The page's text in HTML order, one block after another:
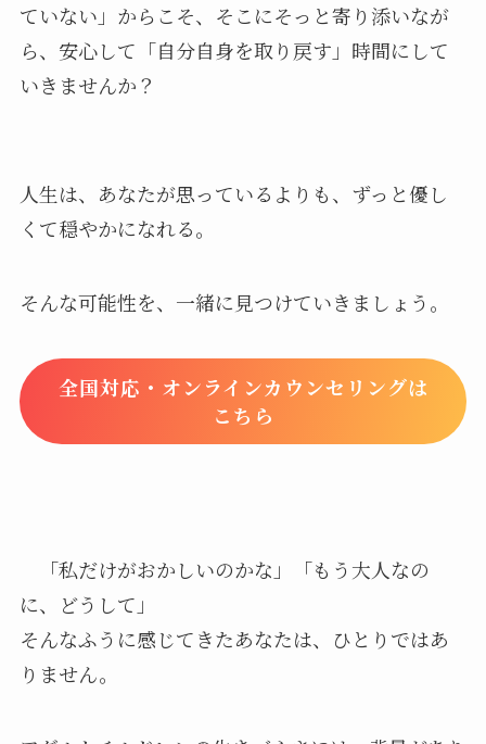
ていない」からこそ、そこにそっと寄り添いなが
ら、安心して「自分自身を取り戻す」時間にして
いきませんか？
人生は、あなたが思っているよりも、ずっと優し
くて穏やかになれる。
そんな可能性を、一緒に見つけていきましょう。
全国対応・オンラインカウンセリングは
こちら
「私だけがおかしいのかな」「もう大人なの
に、どうして」
そんなふうに感じてきたあなたは、ひとりではあ
りません。